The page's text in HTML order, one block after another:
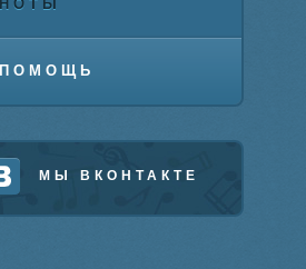
НОТЫ
ПОМОЩЬ
МЫ ВКОНТАКТЕ